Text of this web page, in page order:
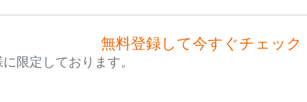
無料登録して今すぐチェック
限定しております。